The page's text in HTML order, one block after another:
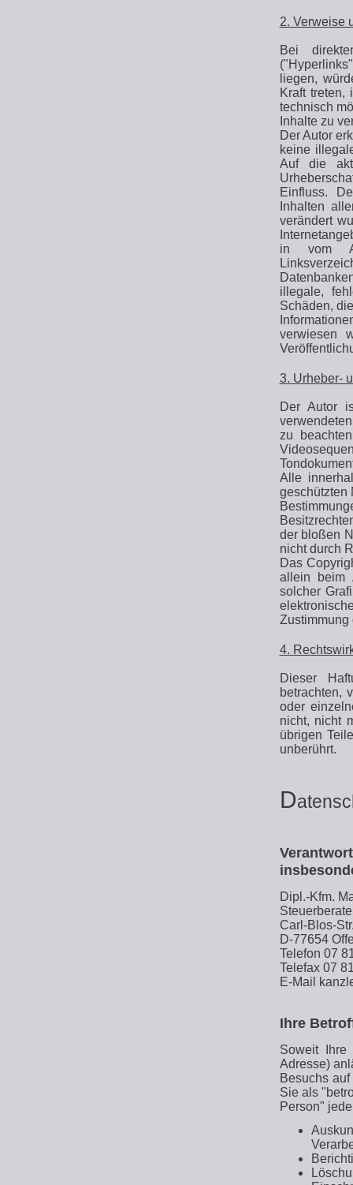
2. Verweise
Bei
liegen,
Kraft
technisch
Inhalte zu
Der Autor
keine
Auf die
Einfluss.
Inhalten
verändert
in vom
illegale,
Schäden,
verwiesen
3. Urheber-
Der Autor
zu
Alle
geschützten
der bloßen
nicht durch
Das
allein beim
solcher
Zustimmung
4.
Dieser
betrachten,
oder
nicht, nicht
übrigen
unberührt.
D
Dipl.-Kfm.
Carl-Blos-
D-77654
Telefon 07
Telefax 07
E-Mail
Ihre
Soweit Ihre
Adresse)
Besuchs
Sie als
Person"